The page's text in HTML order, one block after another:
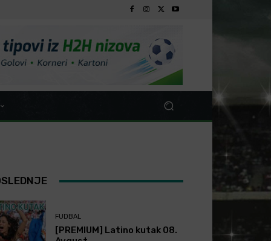
FUDBAL
[PREMIUM] Latino kutak 08.